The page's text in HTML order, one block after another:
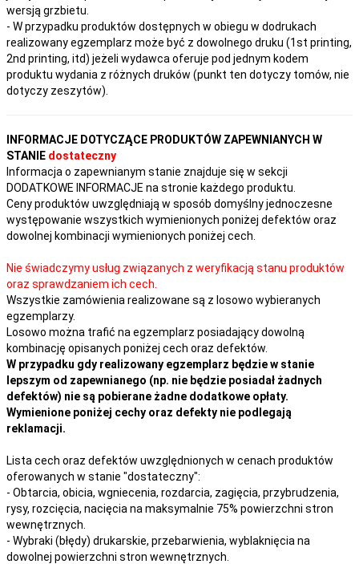
wersją grzbietu.
- W przypadku produktów dostępnych w obiegu w dodrukach
realizowany egzemplarz może być z dowolnego druku (1st printing,
2nd printing, itd) jeżeli wydawca oferuje pod jednym kodem
produktu wydania z różnych druków (punkt ten dotyczy tomów, nie
dotyczy zeszytów).
INFORMACJE DOTYCZĄCE PRODUKTÓW ZAPEWNIANYCH W
STANIE dostateczny
Informacja o zapewnianym stanie znajduje się w sekcji
DODATKOWE INFORMACJE na stronie każdego produktu.
Ceny produktów uwzględniają w sposób domyślny jednoczesne
występowanie wszystkich wymienionych poniżej defektów oraz
dowolnej kombinacji wymienionych poniżej cech.
Nie świadczymy usług związanych z weryfikacją stanu produktów
oraz sprawdzaniem ich cech.
Wszystkie zamówienia realizowane są z losowo wybieranych
egzemplarzy.
Losowo można trafić na egzemplarz posiadający dowolną
kombinację opisanych poniżej cech oraz defektów.
W przypadku gdy realizowany egzemplarz będzie w stanie
lepszym od zapewnianego (np. nie będzie posiadał żadnych
defektów) nie są pobierane żadne dodatkowe opłaty.
Wymienione poniżej cechy oraz defekty nie podlegają
reklamacji.
Lista cech oraz defektów uwzględnionych w cenach produktów
oferowanych w stanie "dostateczny":
- Obtarcia, obicia, wgniecenia, rozdarcia, zagięcia, przybrudzenia,
rysy, rozcięcia, nacięcia na maksymalnie 75% powierzchni stron
wewnętrznych.
- Wybraki (błędy) drukarskie, przebarwienia, wyblaknięcia na
dowolnej powierzchni stron wewnętrznych.